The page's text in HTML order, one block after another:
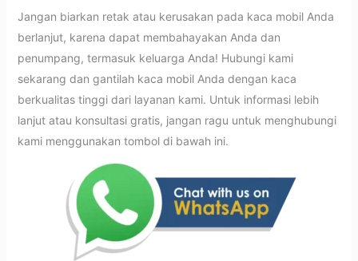
Jangan biarkan retak atau kerusakan pada kaca mobil Anda
berlanjut, karena dapat membahayakan Anda dan
penumpang, termasuk keluarga Anda! Hubungi kami
sekarang dan gantilah kaca mobil Anda dengan kaca
berkualitas tinggi dari layanan kami. Untuk informasi lebih
lanjut atau konsultasi gratis, jangan ragu untuk menghubungi
kami menggunakan tombol di bawah ini.